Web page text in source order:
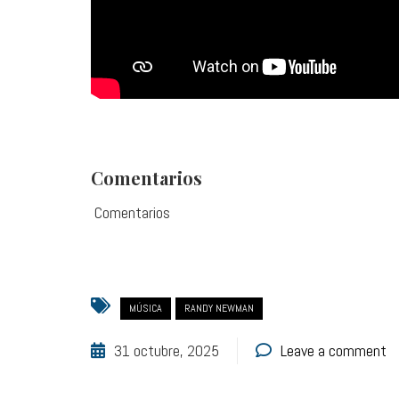
Comentarios
Comentarios
MÚSICA RANDY NEWMAN
31 octubre, 2025 Leave a comment